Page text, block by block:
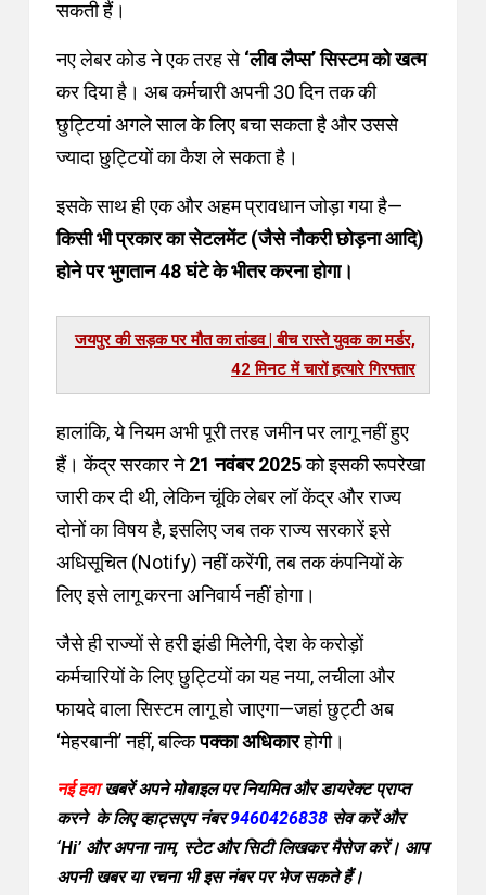
नए लेबर कोड ने एक तरह से
‘लीव लैप्स’ सिस्टम को खत्म
कर दिया है। अब कर्मचारी अपनी 30 दिन तक की
छुट्टियां अगले साल के लिए बचा सकता है और उससे
इसके साथ ही एक और अहम प्रावधान जोड़ा गया है—
किसी भी प्रकार का सेटलमेंट (जैसे नौकरी छोड़ना आदि)
की टीम ने बताए निवेश, स्टार्टअप
और IPR के नए अवसर
हालांकि, ये नियम अभी पूरी तरह जमीन पर लागू नहीं हुए
हैं। केंद्र सरकार ने21 नवंबर 2025को इसकी रूपरेखा
जारी कर दी थी, लेकिन चूंकि लेबर लॉ केंद्र और राज्य
दोनों का विषय है, इसलिए जब तक राज्य सरकारें इसे
अधिसूचित (Notify) नहीं करेंगी, तब तक कंपनियों के
लिए इसे लागू करना अनिवार्य नहीं होगा।
जैसे ही राज्यों से हरी झंडी मिलेगी, देश के करोड़ों
कर्मचारियों के लिए छुट्टियों का यह नया, लचीला और
फायदे वाला सिस्टम लागू हो जाएगा—जहां छुट्टी अब
‘मेहरबानी’ नहीं, बल्कि
पक्का अधिकार होगी।
नई हवाखबरें अपने मोबाइल पर नियमित और डायरेक्ट प्राप्त
करने के लिए व्हाट्सएप नंबर9460426838 सेव करें और
‘Hi’ और अपना नाम, स्टेट और सिटी लिखकर मैसेज करें। आप